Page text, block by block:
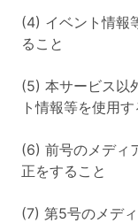
(4) イベント情報
ること
(5) 本サービス以
ト情報等を使用す
(6) 前号のメディ
正をすること
(7) 第5号のメデ